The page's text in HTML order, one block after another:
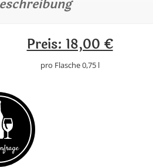
Preis: 18,00 €
pro Flasche 0,75 l